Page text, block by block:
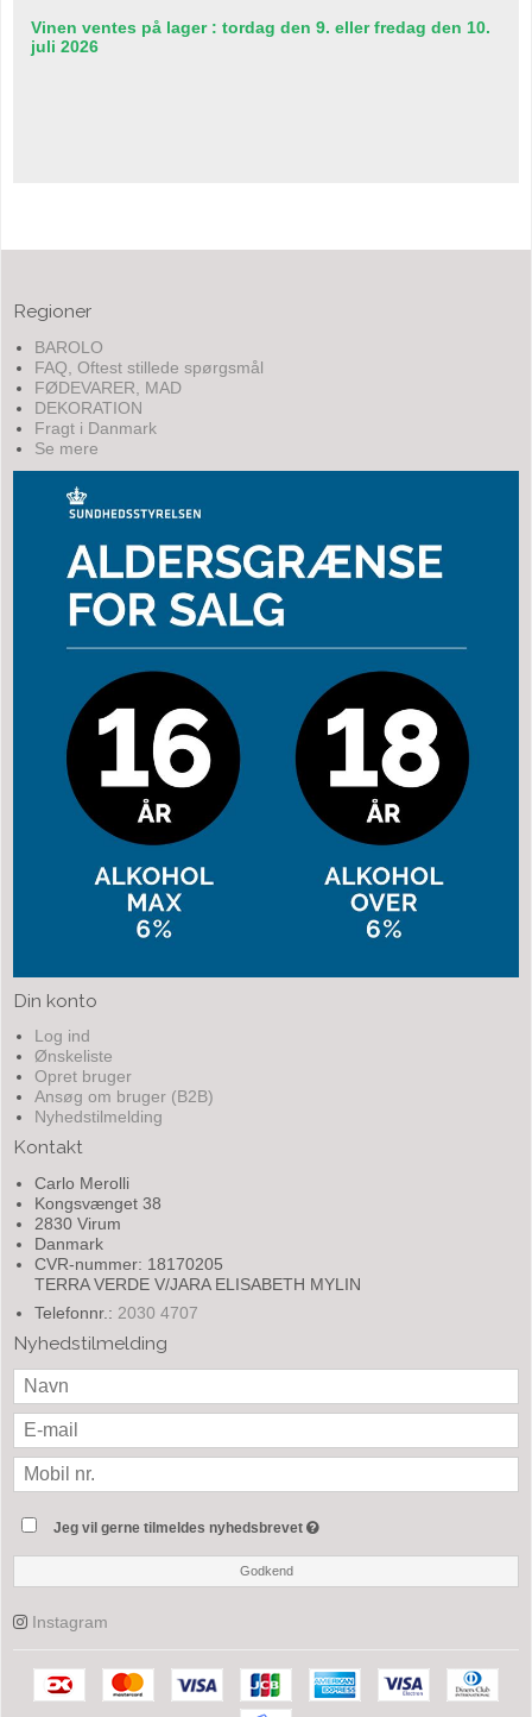
Vinen ventes på lager : tordag den 9. eller fredag den 10.
juli 2026
Regioner
BAROLO
FAQ, Oftest stillede spørgsmål
FØDEVARER, MAD
DEKORATION
Fragt i Danmark
Se mere
Din konto
Log ind
Ønskeliste
Opret bruger
Ansøg om bruger (B2B)
Nyhedstilmelding
Kontakt
Carlo Merolli
Kongsvænget 38
2830 Virum
Danmark
CVR-nummer: 18170205
TERRA VERDE V/JARA ELISABETH MYLIN
Telefonnr.: 2030 4707
Nyhedstilmelding
Jeg vil gerne tilmeldes nyhedsbrevet
Godkend
Instagram